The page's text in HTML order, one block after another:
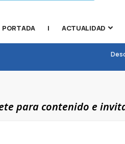
PORTADA | ACTUALIDAD
para contenido e